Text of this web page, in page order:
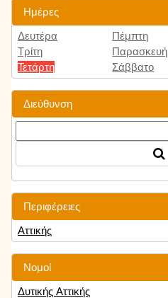
Ημέρες
Δευτέρα
Τρίτη
Τετάρτη
Πέμπτη
Παρασκευή
Σάββατο
Διεύθυνση
Περιφέρειες
Αττικής
Νομοί
Δυτικής Αττικής